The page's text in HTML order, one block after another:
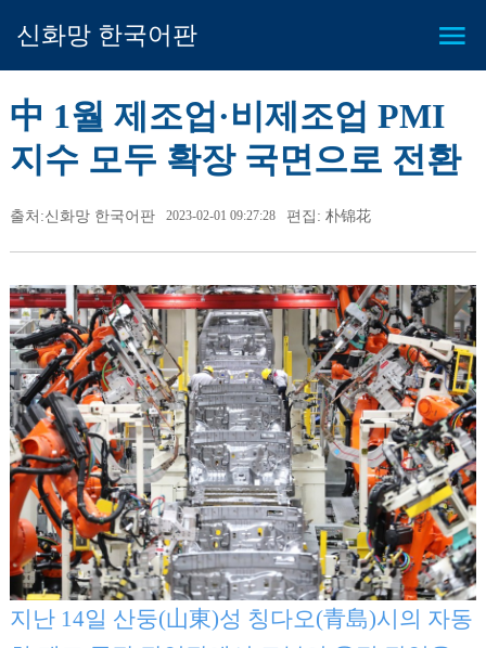
신화망 한국어판
中 1월 제조업·비제조업 PMI
지수 모두 확장 국면으로 전환
출처:신화망 한국어판 2023-02-01 09:27:28 편집: 朴锦花
지난 14일 산둥(山東)성 칭다오(青島)시의 자동